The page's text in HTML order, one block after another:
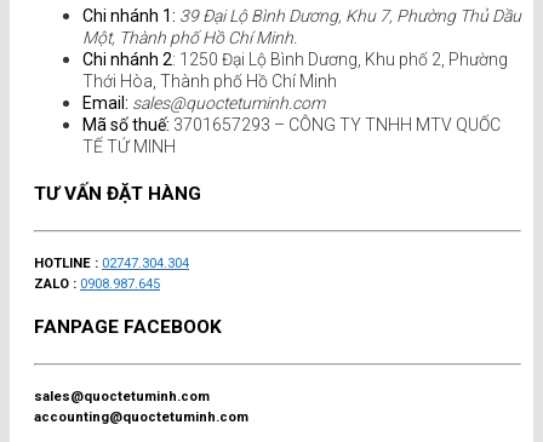
Chi nhánh 1: 39 Đại Lộ Bình Dương, Khu 7, Phường Thủ Dầu
Một, Thành phố Hồ Chí Minh.
Chi nhánh 2: 1250 Đại Lộ Bình Dương, Khu phố 2, Phường
Thới Hòa, Thành phố Hồ Chí Minh
Email: sales@quoctetuminh.com
Mã số thuế: 3701657293 – CÔNG TY TNHH MTV QUỐC
TẾ TỨ MINH
TƯ VẤN ĐẶT HÀNG
HOTLINE : 02747.304.304
ZALO : 0908.987.645
FANPAGE FACEBOOK
sales@quoctetuminh.com
accounting@quoctetuminh.com